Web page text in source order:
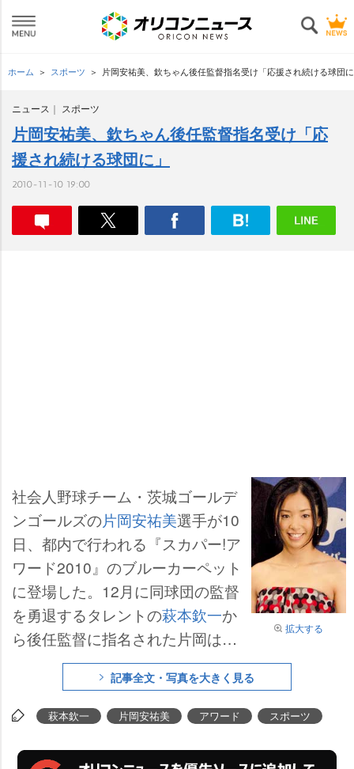
ホーム スポーツ 片岡安祐美、欽ちゃん後任監督指名受け「応援され続ける球団
ニュース スポーツ
片岡安祐美、欽ちゃん後任監督指名受け「応
援され続ける球団に」
2010-11-10 19:00
拡大する
社会人野球チーム・茨城ゴールデ
ンゴールズの片岡安祐美選手が10
日、都内で行われる『スカパー!ア
ワード2010』のブルーカーペット
に登場した。12月に同球団の監督
を勇退するタレントの萩本欽一か
ら後任監督に指名された片岡は
「ゆずられたというか、冗談と思
って話を聞いていたので、まさか
こうなるとは…びっくりです」と
を得ない状態だと思います」と苦
記事全文・写真を大きく見る
萩本欽一 片岡安祐美 アワード スポーツ